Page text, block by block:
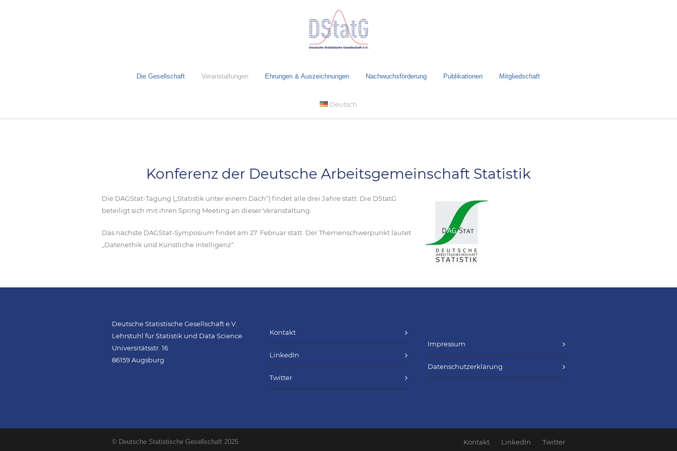
Die Gesellschaft Veranstaltungen Ehrungen & Auszeichnungen Nachwuchsförderung Publikationen Mitgliedschaft
Deutsch
Konferenz der Deutsche Arbeitsgemeinschaft Statistik
Die DAGStat-Tagung („Statistik unter einem Dach“) findet alle drei Jahre statt. Die DStatG
beteiligt sich mit ihren Spring Meeting an dieser Veranstaltung.
Das nächste DAGStat-Symposium findet am 27. Februar statt. Der Themenschwerpunkt lautet
„Datenethik und Künstliche Intelligenz“.
Deutsche Statistische Gesellschaft e.V.
Lehrstuhl für Statistik und Data Science
Universitätsstr. 16
86159 Augsburg
Kontakt
LinkedIn
Twitter
Impressum
Datenschutzerklärung
© Deutsche Statistische Gesellschaft 2025 Kontakt LinkedIn Twitter